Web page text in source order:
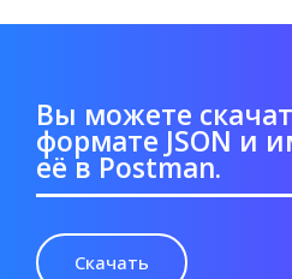
Вы можете
формате JSON и
её в Postman.
Скачать